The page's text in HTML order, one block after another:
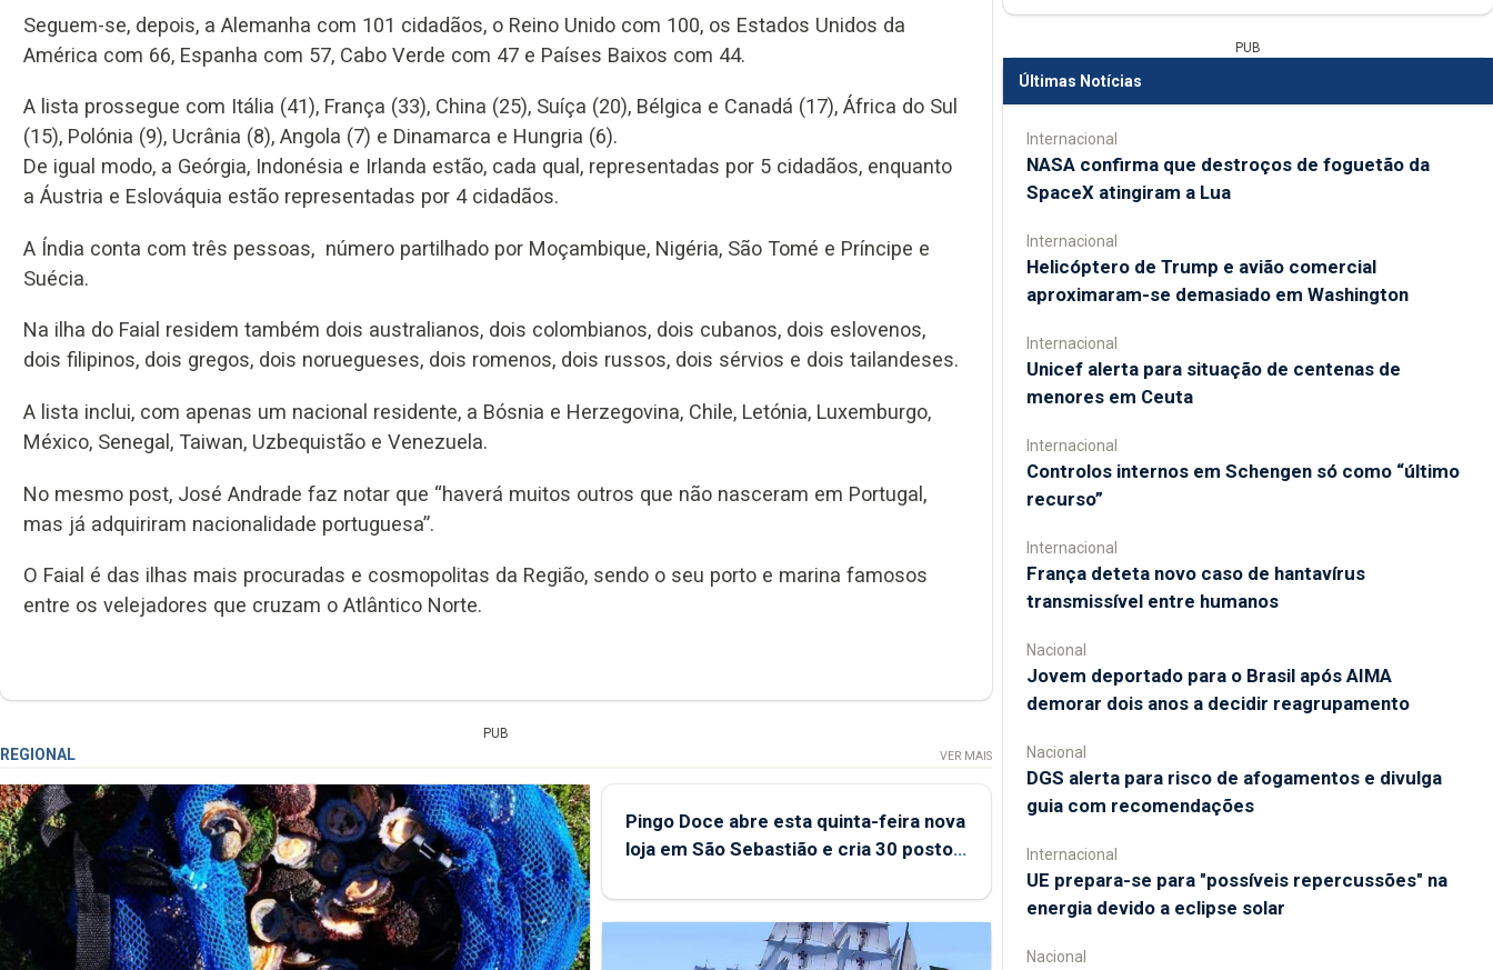
Seguem-se, depois, a Alemanha com 101 cidadãos, o Reino Unido com 100, os Estados Unidos da
América com 66, Espanha com 57, Cabo Verde com 47 e Países Baixos com 44.
A lista prossegue com Itália (41), França (33), China (25), Suíça (20), Bélgica e Canadá (17), África do Sul
(15), Polónia (9), Ucrânia (8), Angola (7) e Dinamarca e Hungria (6).
De igual modo, a Geórgia, Indonésia e Irlanda estão, cada qual, representadas por 5 cidadãos, enquanto
a Áustria e Eslováquia estão representadas por 4 cidadãos.
A Índia conta com três pessoas, número partilhado por Moçambique, Nigéria, São Tomé e Príncipe e
Suécia.
Na ilha do Faial residem também dois australianos, dois colombianos, dois cubanos, dois eslovenos,
dois filipinos, dois gregos, dois noruegueses, dois romenos, dois russos, dois sérvios e dois tailandeses.
A lista inclui, com apenas um nacional residente, a Bósnia e Herzegovina, Chile, Letónia, Luxemburgo,
México, Senegal, Taiwan, Uzbequistão e Venezuela.
No mesmo post, José Andrade faz notar que “haverá muitos outros que não nasceram em Portugal,
mas já adquiriram nacionalidade portuguesa”.
O Faial é das ilhas mais procuradas e cosmopolitas da Região, sendo o seu porto e marina famosos
entre os velejadores que cruzam o Atlântico Norte.
PUB
REGIONAL VER MAIS
Pingo Doce abre esta quinta-feira nova
loja em São Sebastião e cria 30 postos
PUB
Últimas Notícias
Internacional
NASA confirma que destroços de foguetão da
SpaceX atingiram a Lua
Internacional
Helicóptero de Trump e avião comercial
aproximaram-se demasiado em Washington
Internacional
Unicef alerta para situação de centenas de
menores em Ceuta
Internacional
Controlos internos em Schengen só como “último
recurso”
Internacional
França deteta novo caso de hantavírus
transmissível entre humanos
Nacional
Jovem deportado para o Brasil após AIMA
demorar dois anos a decidir reagrupamento
Nacional
DGS alerta para risco de afogamentos e divulga
guia com recomendações
Internacional
UE prepara-se para "possíveis repercussões" na
energia devido a eclipse solar
Nacional